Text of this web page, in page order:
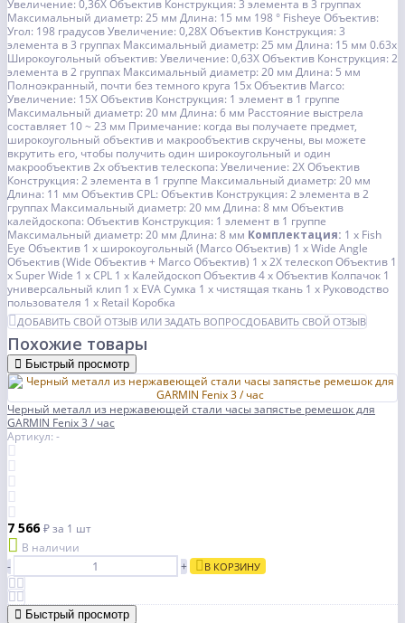
Увеличение: 0,36XОбъектив Конструкция: 3 элемента в 3 группах
Максимальный диаметр: 25 мм Длина: 15 мм 198 ° Fisheye Объектив:
Угол: 198 градусовУвеличение: 0,28XОбъектив Конструкция: 3
элемента в 3 группах Максимальный диаметр: 25 мм Длина: 15 мм 0.63x
Широкоугольный объектив: Увеличение: 0,63XОбъектив Конструкция: 2
элемента в 2 группах Максимальный диаметр: 20 мм Длина: 5 мм
Полноэкранный, почти без темного круга 15x Объектив Marco:
Увеличение: 15XОбъектив Конструкция: 1 элемент в 1 группе
Максимальный диаметр: 20 мм Длина: 6 мм Расстояние выстрела
составляет 10 ~ 23 мм Примечание: когда вы получаете предмет,
широкоугольный объектив и макрообъектив скручены, вы можете
вкрутить его, чтобы получить один широкоугольный и один
макрообъектив2x объектив телескопа: Увеличение: 2XОбъектив
Конструкция: 2 элемента в 1 группе Максимальный диаметр: 20 мм
Длина: 11 мм Объектив CPL: Объектив Конструкция: 2 элемента в 2
группах Максимальный диаметр: 20 мм Длина: 8 мм Объектив
калейдоскопа: Объектив Конструкция: 1 элемент в 1 группе
Максимальный диаметр: 20 мм Длина: 8 мм Комплектация: 1 x Fish
Eye Объектив 1 x широкоугольный (Marco Объектив) 1 x Wide Angle
Объектив (Wide Объектив + Marco Объектив) 1 x 2X телескоп Объектив 1
x Super Wide 1 x CPL 1 x Калейдоскоп Объектив4 x Объектив Колпачок 1
универсальный клип 1 x EVA Сумка 1 х чистящая ткань 1 x Руководство
пользователя 1 x Retail Коробка
ДОБАВИТЬ СВОЙ ОТЗЫВ ИЛИ ЗАДАТЬ ВОПРОСДОБАВИТЬ СВОЙ ОТЗЫВ
Похожие товары
Быстрый просмотр
Черный металл из нержавеющей стали часы запястье ремешок для
GARMIN Fenix ​​3 / час
Артикул: -
7 566₽за 1 шт
В наличии
-
+ В КОРЗИНУ
Быстрый просмотр